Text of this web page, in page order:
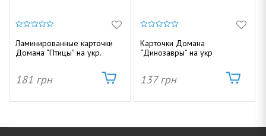
и
з
5
Ламинированные карточки
Домана “Птицы” на укр.
181 грн
и
з
Карточки Домана
“Динозавры” на укр
137грн